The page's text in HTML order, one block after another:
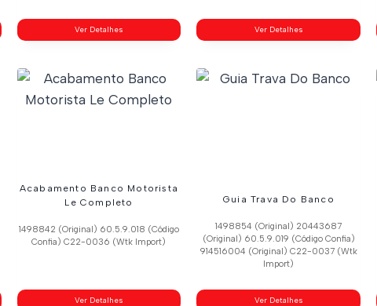
Ver Detalhes Ver Detalhes
Acabamento Banco Motorista
Le Completo
1498842 (Original) 60.5.9.018 (Código
Confia) C22-0036 (Wtk Import)
Ver Detalhes
Guia Trava Do Banco
1498854 (Original) 20443687
(Original) 60.5.9.019 (Código Confia)
914516004 (Original) C22-0037 (Wtk
Import)
Ver Detalhes